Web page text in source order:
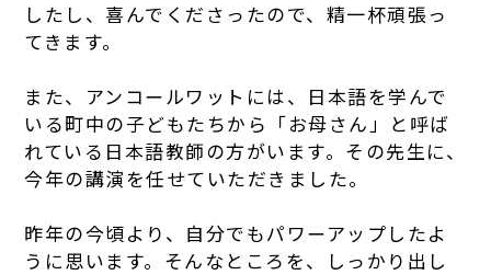
したし、喜んでくださったので、精一杯頑張っ
てきます。
また、アンコールワットには、日本語を学んで
いる町中の子どもたちから「お母さん」と呼ば
れている日本語教師の方がいます。その先生に、
今年の講演を任せていただきました。
昨年の今頃より、自分でもパワーアップしたよ
うに思います。そんなところを、しっかり出し